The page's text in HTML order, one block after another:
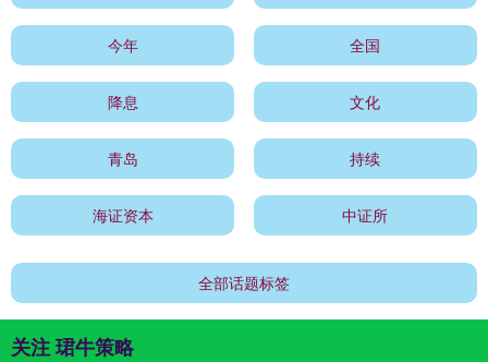
今年 全国
降息 文化
青岛 持续
海证资本 中证所
全部话题标签
关注 珺牛策略